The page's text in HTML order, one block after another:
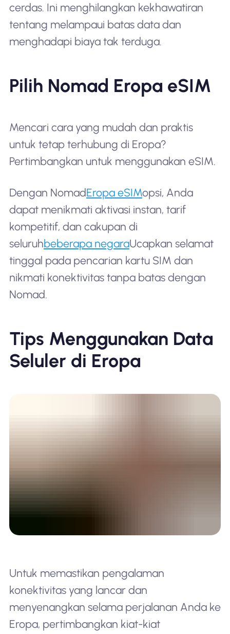
cerdas. Ini menghilangkan kekhawatiran
tentang melampaui batas data dan
menghadapi biaya tak terduga.
Pilih Nomad Eropa eSIM
Mencari cara yang mudah dan praktis
untuk tetap terhubung di Eropa?
Pertimbangkan untuk menggunakan eSIM.
Dengan NomadEropa eSIMopsi, Anda
dapat menikmati aktivasi instan, tarif
kompetitif, dan cakupan di
seluruhbeberapa negaraUcapkan selamat
tinggal pada pencarian kartu SIM dan
nikmati konektivitas tanpa batas dengan
Nomad.
Tips Menggunakan Data
Seluler di Eropa
Untuk memastikan pengalaman
konektivitas yang lancar dan
menyenangkan selama perjalanan Anda ke
Eropa, pertimbangkan kiat-kiat